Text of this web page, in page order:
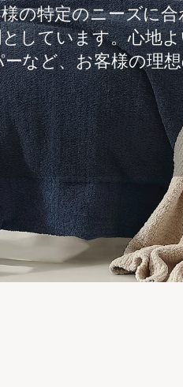
の特定のニーズに
しています。心地
など、お客様の理